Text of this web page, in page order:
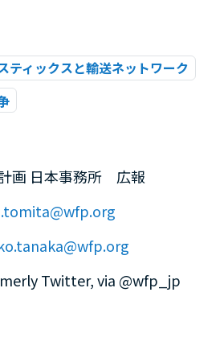
ティックスと輸送ネットワーク
画 日本事務所 広報
Twitter, via @wfp_jp